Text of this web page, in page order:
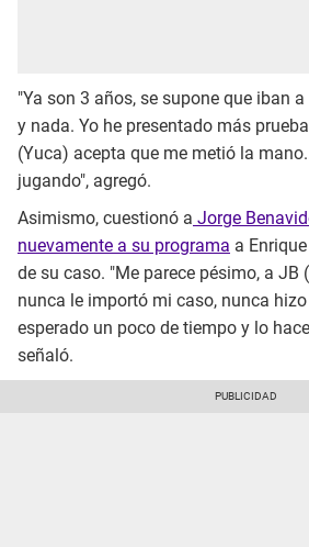
"Ya son 3 años, se supone que iban
y nada. Yo he presentado más
(Yuca) acepta que me metió la
jugando", agregó.
Asimismo, cuestionó a Jorge
nuevamente a su programa a
de su caso. "Me parece pésimo, a JB
nunca le importó mi caso, nunca
esperado un poco de tiempo y lo
señaló.